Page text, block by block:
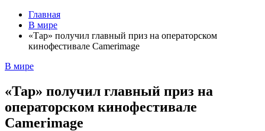
Главная
В мире
«Тар» получил главный приз на операторском
кинофестивале Camerimage
В мире
«Тар» получил главный приз на
операторском кинофестивале
Camerimage